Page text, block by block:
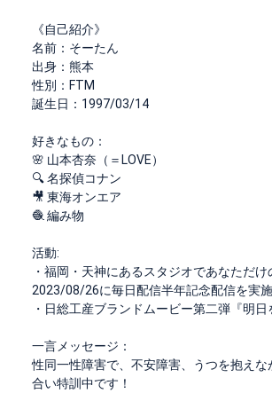
《自己紹介》
名前：そーたん
出身：熊本
性別：FTM
誕生日：1997/03/14
好きなもの：
🌸 山本杏奈（＝LOVE）
🔍 名探偵コナン
🎥 東海オンエア
🧶 編み物
活動:
・福岡・天神にあるスタジオであなただ
2023/08/26に毎日配信半年記念配信を実施
・日総工産ブランドムービー第二弾『明日
一言メッセージ：
性同一性障害で、不安障害、うつを抱え
合い特訓中です！